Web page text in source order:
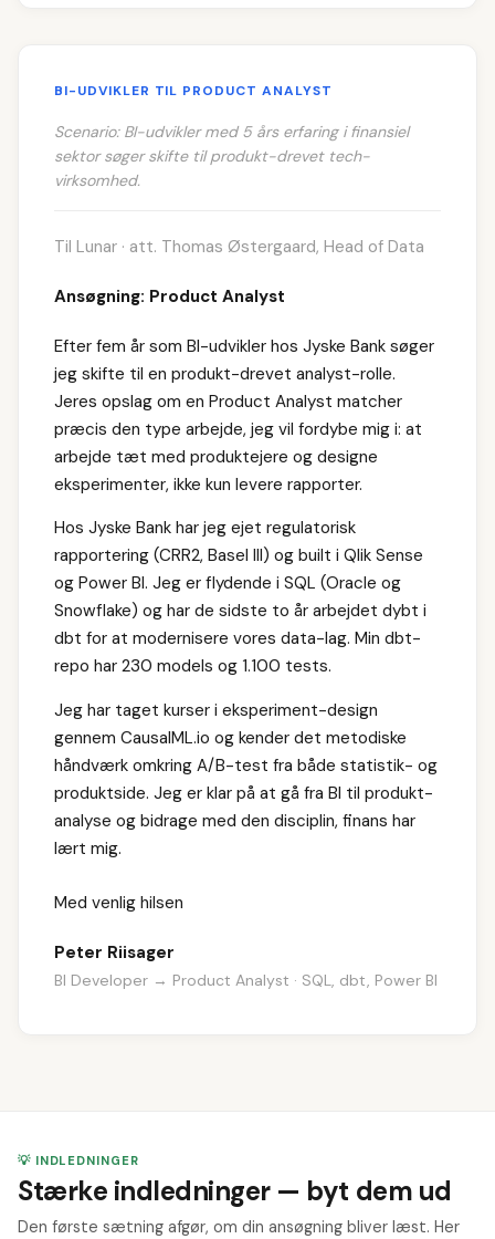
BI-UDVIKLER TIL PRODUCT ANALYST
Scenario: BI-udvikler med 5 års erfaring i finansiel
sektor søger skifte til produkt-drevet tech-
virksomhed.
Til Lunar · att. Thomas Østergaard, Head of Data
Ansøgning: Product Analyst
Efter fem år som BI-udvikler hos Jyske Bank søger
jeg skifte til en produkt-drevet analyst-rolle.
Jeres opslag om en Product Analyst matcher
præcis den type arbejde, jeg vil fordybe mig i: at
arbejde tæt med produktejere og designe
eksperimenter, ikke kun levere rapporter.
Hos Jyske Bank har jeg ejet regulatorisk
rapportering (CRR2, Basel III) og built i Qlik Sense
og Power BI. Jeg er flydende i SQL (Oracle og
Snowflake) og har de sidste to år arbejdet dybt i
dbt for at modernisere vores data-lag. Min dbt-
repo har 230 models og 1.100 tests.
Jeg har taget kurser i eksperiment-design
gennem CausalML.io og kender det metodiske
håndværk omkring A/B-test fra både statistik- og
produktside. Jeg er klar på at gå fra BI til produkt-
analyse og bidrage med den disciplin, finans har
lært mig.
Med venlig hilsen
Peter Riisager
BI Developer → Product Analyst · SQL, dbt, Power BI
💡 INDLEDNINGER
Stærke indledninger — byt dem ud
Den første sætning afgør, om din ansøgning bliver læst. Her